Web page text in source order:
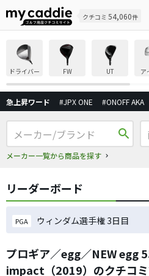
クチコミ 54,060件
ドライバー FW UT ア
急上昇ワード #JPX ONE #ONOFF AKA
search
メーカー一覧から商品を探す
リーダーボード
PGA ウィンダム選手権 3日目
プロギア／egg／NEW egg
impact（2019）のクチコ